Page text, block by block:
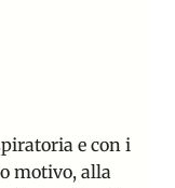
e con i
motivo, alla